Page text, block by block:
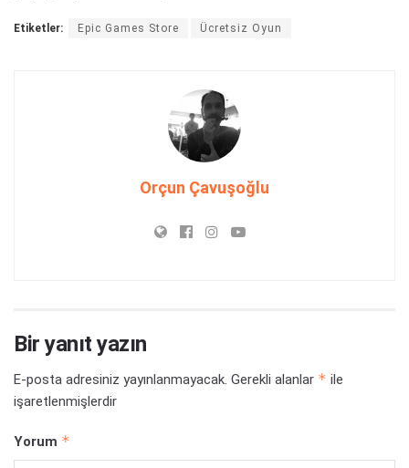
Etiketler: Epic Games Store Ücretsiz Oyun
Orçun Çavuşoğlu
Bir yanıt yazın
E-posta adresiniz yayınlanmayacak. Gerekli alanlar * ile
işaretlenmişlerdir
Yorum *